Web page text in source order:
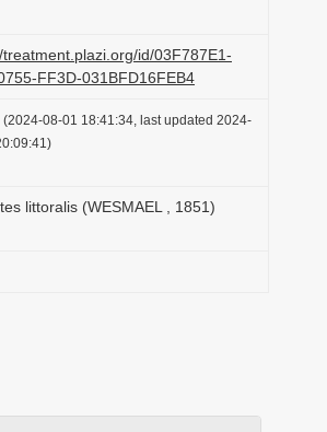
i
n
treatment.plazi.org/id/03F787E1-
FF3D-031BFD16FEB4
(2024-08-01 18:41:34, last updated 2024-
littoralis (WESMAEL , 1851)